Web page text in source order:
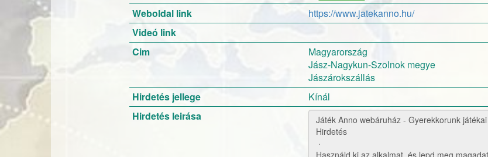
Weboldal link
https://www.jatekanno.hu/
Videó link
Cim
Magyarország
Jász-Nagykun-Szolnok megye
Jászárokszállás
Hirdetés jellege
Kínál
Hirdetés leirása